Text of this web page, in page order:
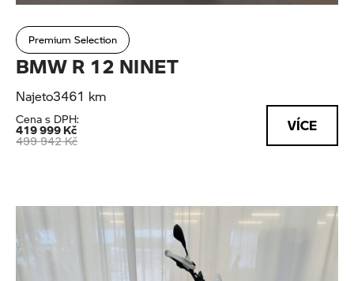
BMW R 12 NINET
Premium Selection
Najeto3461 km
Cena s DPH:
499 942 Kč
419 999 Kč VÍCE